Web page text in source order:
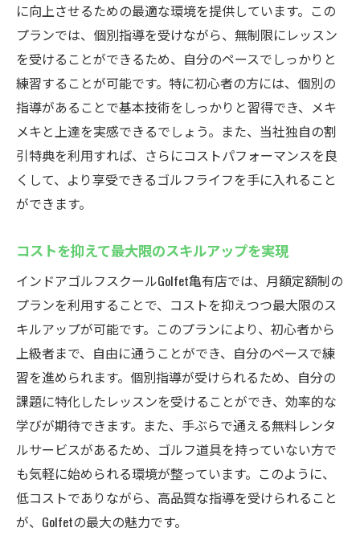
に向上させるための最適な環境を提供しています。この
プランでは、個別指導を受けながら、無制限にレッスン
を受けることができるため、自分のペースでしっかりと
練習することが可能です。特に初心者の方には、個別の
指導があることで基本技術をしっかりと習得でき、メキ
メキと上達を実感できるでしょう。また、当社独自の割
引特典を利用すれば、さらにコストパフォーマンスを良
くして、より享受できるゴルフライフを手に入れること
ができます。
コストを抑えて最大限のスキルアップを実現
インドアゴルフスクールGolfet亀有店では、月額定額制の
プランを利用することで、コストを抑えつつ最大限のス
キルアップが可能です。このプランにより、初心者から
上級者まで、自由に通うことができ、自分のペースで練
習を進められます。個別指導が受けられるため、自分の
課題に特化したレッスンを受けることができ、効率的な
学びが期待できます。また、手ぶらで通える無料レンタ
ルサービスがあるため、ゴルフ道具を持っていない方で
も気軽に始められる環境が整っています。このように、
低コストでありながら、高品質な指導を受けられること
が、Golfetの最大の魅力です。